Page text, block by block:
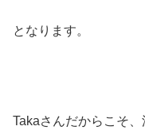
となります。
Takaさんだからこそ